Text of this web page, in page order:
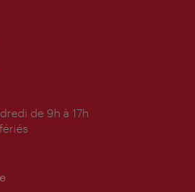
de 9h à 17h